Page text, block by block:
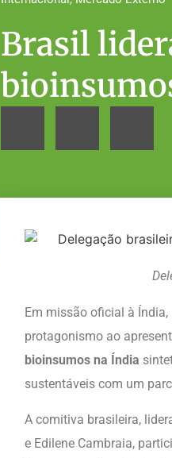
Brasil
Em missão oficial à
protagonismo ao
bioinsumos na Índia
sustentáveis com um
A comitiva brasileira,
e Edilene Cambraia,